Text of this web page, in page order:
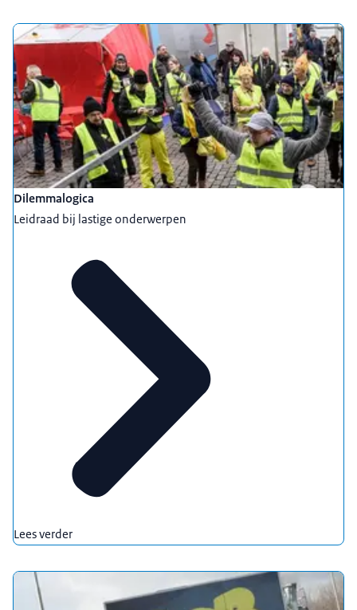
Dilemmalogica
Leidraad bij lastige onderwerpen
Lees verder